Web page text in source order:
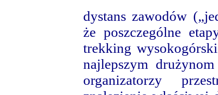
dystans zawodów
że poszczególne
trekking
najlepszym
organizatorzy